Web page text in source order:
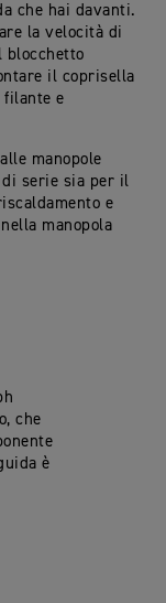
che hai davanti.
la velocità di
blocchetto
il coprisella
filante e
manopole
serie sia per il
e
manopola
che
è